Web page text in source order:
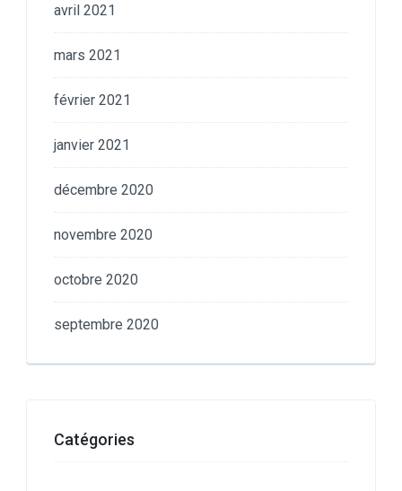
avril 2021
mars 2021
février 2021
janvier 2021
décembre 2020
novembre 2020
octobre 2020
septembre 2020
Catégories